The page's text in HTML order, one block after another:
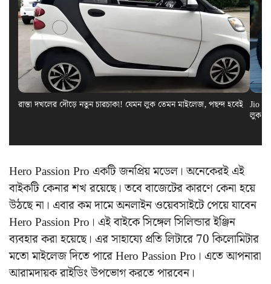
রাস্তা দখলের দৌড়ে নতুন চারচাকা! যেমন লুক তেমন মাইলেজ, পছন্দ হবেই Jio
লুক
Hero Passion Pro একটি জনপ্রিয় মডেল। অনেকেরই এই
বাইকটি কেনার শখ রয়েছে। তবে বাজেটের কারণে কেনা হয়ে
উঠছে না। এবার কম দামে অনলাইন ওয়েবসাইটে পেয়ে যাবেন
Hero Passion Pro। এই বাইকে সিঙ্গেল সিলিন্ডার ইঞ্জিন
ব্যবহার করা হয়েছে। এর সাহায্যে প্রতি লিটারে 70 কিলোমিটার
মতো মাইলেজ দিতে পারে Hero Passion Pro। এতে আপনারা
আরামদায়ক রাইডিং উপভোগ করতে পারবেন।